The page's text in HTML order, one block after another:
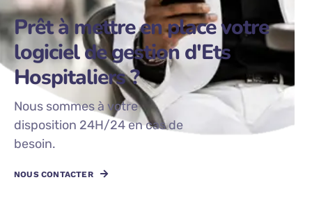
Prêt à mettre en place votre
logiciel de gestion d'Ets
Hospitaliers ?
Nous sommes à votre
disposition 24H/24 en cas de
besoin.
NOUS CONTACTER